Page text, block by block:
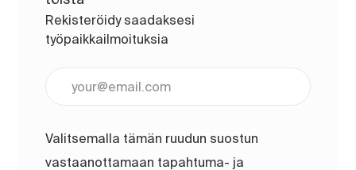
Rekisteröidy saadaksesi
työpaikkailmoituksia
Valitsemalla tämän ruudun suostun
vastaanottamaan tapahtuma- ja